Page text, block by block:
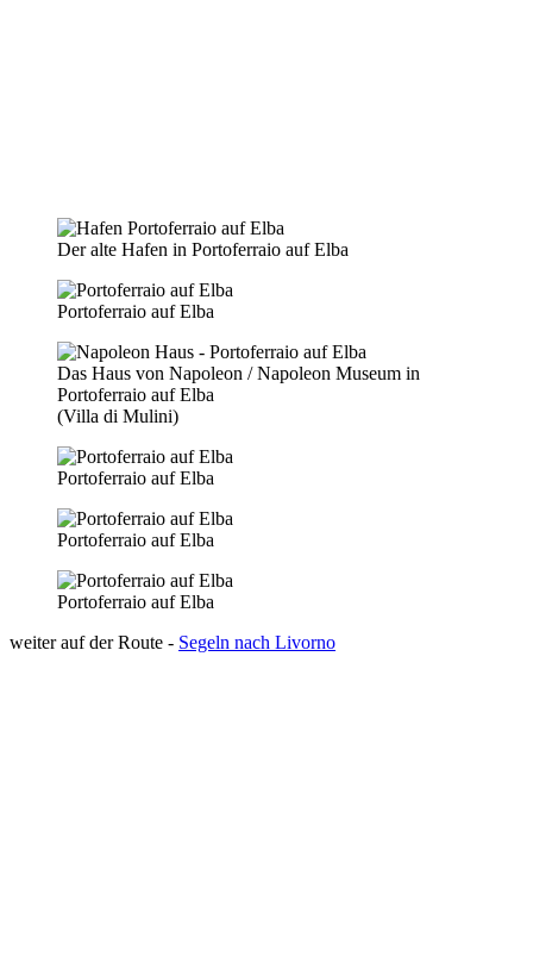
Der alte Hafen in Portoferraio auf Elba
Portoferraio auf Elba
Das Haus von Napoleon / Napoleon Museum in
Portoferraio auf Elba
(Villa di Mulini)
Portoferraio auf Elba
Portoferraio auf Elba
Portoferraio auf Elba
weiter auf der Route - Segeln nach Livorno